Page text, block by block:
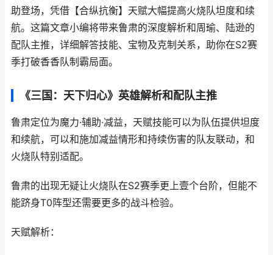
助登场，凭借【合纵抗衡】天赋大幅提高火烧队坦度和续
航。这篇文章小编将带来鲁肃的深度解析和周瑜、陆逊的
配队主推，详细解答技能、宝物及克制关系，助你在S2赛
季打破香香队制霸局面。
《三国：天下归心》英雄解析和配队主推
鲁肃定位为魔力·辅助·减益，天赋技能可以为队伍提供坦度
和续航，可以和施加减益情形和持续伤害的队友联动，和
火烧队特别适配。
鲁肃的出现无疑让火烧队在S2赛季更上壹个台阶，但能不
能跻身T0阵型还需要更多的战斗检验。
天赋解析：